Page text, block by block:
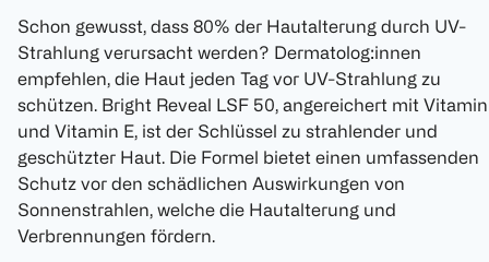
Schon gewusst, dass 80% der Hautalterung durch UV-
Strahlung verursacht werden? Dermatolog:innen
empfehlen, die Haut jeden Tag vor UV-Strahlung zu
schützen. Bright Reveal LSF 50, angereichert mit
und Vitamin E, ist der Schlüssel zu strahlender und
geschützter Haut. Die Formel bietet einen umfassenden
Schutz vor den schädlichen Auswirkungen von
Sonnenstrahlen, welche die Hautalterung und
Verbrennungen fördern.